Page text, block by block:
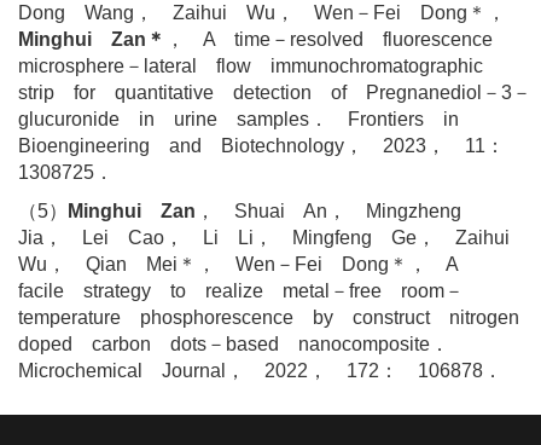
Dong Wang， Zaihui Wu， Wen－Fei Dong＊，
Minghui Zan＊
， A time－resolved fluorescence
microsphere－lateral flow immunochromatographic
strip for quantitative detection of Pregnanediol－3－
glucuronide in urine samples． Frontiers in
Bioengineering and Biotechnology， 2023， 11：
1308725．
（5）
Minghui Zan ， Shuai An， Mingzheng
Jia， Lei Cao， Li Li， Mingfeng Ge， Zaihui
Wu， Qian Mei＊， Wen－Fei Dong＊， A
facile strategy to realize metal－free room－
temperature phosphorescence by construct nitrogen
doped carbon dots－based nanocomposite．
Microchemical Journal， 2022， 172： 106878．